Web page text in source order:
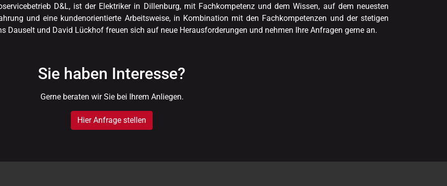
D&L, ist der Elektriker in Dillenburg, mit Fachkompetenz und dem Wissen, auf dem neuesten
und eine kundenorientierte Arbeitsweise, in Kombination mit den Fachkompetenzen und der stetigen
Dauselt und David Lückhof freuen sich auf neue Herausforderungen und nehmen Ihre Anfragen gerne an.
Sie haben Interesse?
Gerne beraten wir Sie bei Ihrem Anliegen.
Hier Anfrage stellen